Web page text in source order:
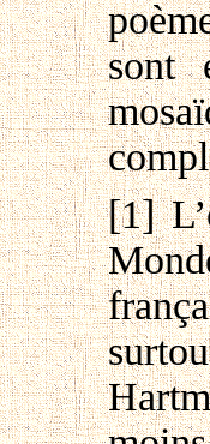
sont
[1]